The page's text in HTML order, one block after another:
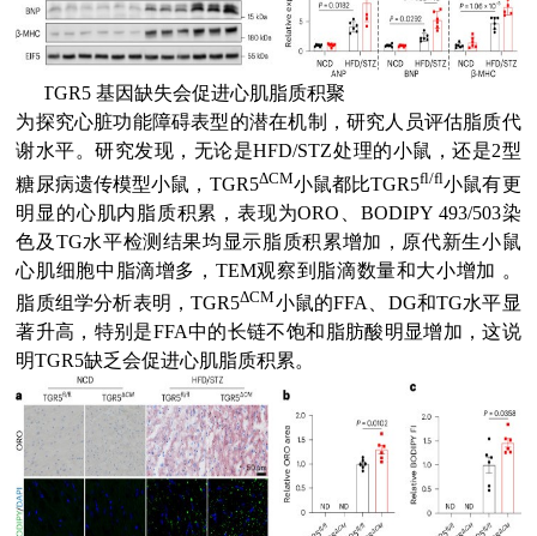
TGR5 基因缺失会促进心肌脂质积聚
为探究心脏功能障碍表型的潜在机制，研究人员评估脂质代
谢水平。研究发现，无论是HFD/STZ处理的小鼠，还是2型
糖尿病遗传模型小鼠，TGR5ΔCM小鼠都比TGR5fl/fl小鼠有更
明显的心肌内脂质积累，表现为ORO、BODIPY 493/503染
色及TG水平检测结果均显示脂质积累增加，原代新生小鼠
心肌细胞中脂滴增多，TEM观察到脂滴数量和大小增加 。
脂质组学分析表明，TGR5ΔCM小鼠的FFA、DG和TG水平显
著升高，特别是FFA中的长链不饱和脂肪酸明显增加，这说
明TGR5缺乏会促进心肌脂质积累。